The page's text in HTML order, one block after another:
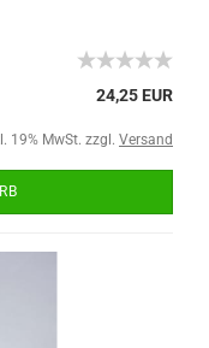
24,25 EUR
19% MwSt. zzgl. Versand